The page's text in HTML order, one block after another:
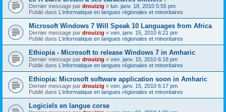
Dernier message par drouizig « lun. janv. 18, 2010 5:55 pm
Publié dans L'informatique en langues régionales et minoritaires
Microsoft Windows 7 Will Speak 10 Languages from Africa
Dernier message par drouizig « ven. janv. 15, 2010 6:21 pm
Publié dans L'informatique en langues régionales et minoritaires
Ethiopia - Microsoft to release Windows 7 in Amharic
Dernier message par drouizig « ven. janv. 15, 2010 6:18 pm
Publié dans L'informatique en langues régionales et minoritaires
Ethiopia: Microsoft software application soon in Amharic
Dernier message par drouizig « ven. janv. 15, 2010 6:17 pm
Publié dans L'informatique en langues régionales et minoritaires
Logiciels en langue corse